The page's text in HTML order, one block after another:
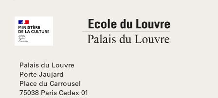
Palais du Louvre
Porte Jaujard
Place du Carrousel
75038 Paris Cedex 01